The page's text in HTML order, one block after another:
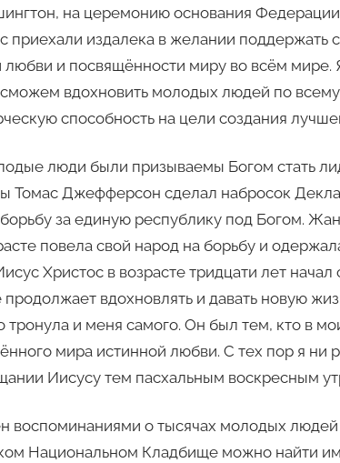
на церемонию основания
приехали издалека в желании поддержать
и посвящённости миру во всём мире.
вдохновить молодых людей по всему
способность на цели создания
люди были призываемы Богом стать
Томас Джефферсон сделал набросок
за единую республику под Богом.
повела свой народ на борьбу и
Христос в возрасте тридцати лет
вдохновлять и давать новую
и меня самого. Он был тем, кто в
мира истинной любви. С тех пор я ни
Иисусу тем пасхальным воскресным
воспоминаниями о тысячах молодых
Национальном Кладбище можно найти